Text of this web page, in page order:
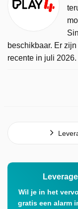
beschikbaar. Er
recente in juli 2026.
Wil je in het
gratis een alarm